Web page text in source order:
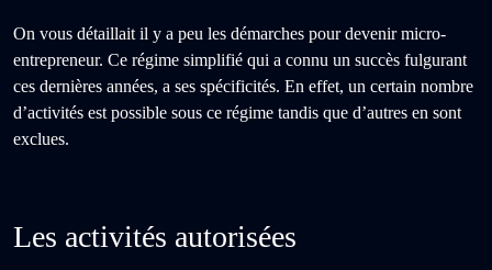
On vous détaillait il y a peu les démarches pour devenir micro-
entrepreneur. Ce régime simplifié qui a connu un succès fulgurant
ces dernières années, a ses spécificités. En effet, un certain nombre
d’activités est possible sous ce régime tandis que d’autres en sont
exclues.
Les activités autorisées